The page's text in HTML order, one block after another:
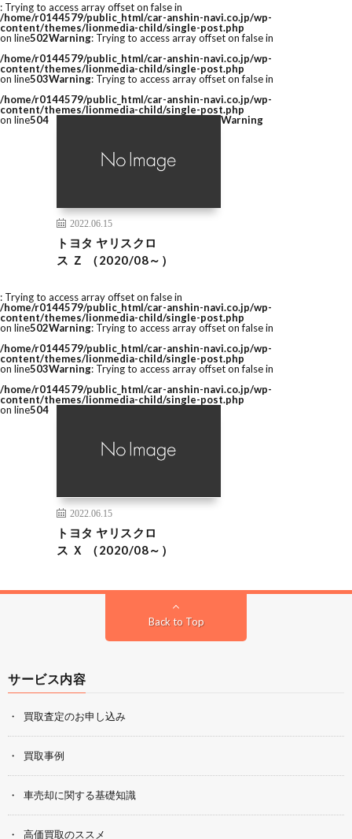
: Trying to access array offset on false in
/home/r0144579/public_html/car-anshin-navi.co.jp/wp-
content/themes/lionmedia-child/single-post.php
on line502Warning: Trying to access array offset on false in
/home/r0144579/public_html/car-anshin-navi.co.jp/wp-
content/themes/lionmedia-child/single-post.php
on line503Warning: Trying to access array offset on false in
/home/r0144579/public_html/car-anshin-navi.co.jp/wp-
content/themes/lionmedia-child/single-post.php
on line504
2022.06.15
トヨタ ヤリスクロ
ス Ｚ （2020/08～）
Warning
: Trying to access array offset on false in
/home/r0144579/public_html/car-anshin-navi.co.jp/wp-
content/themes/lionmedia-child/single-post.php
on line502Warning: Trying to access array offset on false in
/home/r0144579/public_html/car-anshin-navi.co.jp/wp-
content/themes/lionmedia-child/single-post.php
on line503Warning: Trying to access array offset on false in
/home/r0144579/public_html/car-anshin-navi.co.jp/wp-
content/themes/lionmedia-child/single-post.php
on line504
2022.06.15
トヨタ ヤリスクロ
ス Ｘ （2020/08～）
Back to Top
サービス内容
買取査定のお申し込み
買取事例
車売却に関する基礎知識
高価買取のススメ